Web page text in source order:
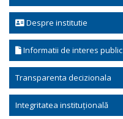
Despre institutie
Informatii de interes public
Transparenta decizionala
Integritatea instituțională